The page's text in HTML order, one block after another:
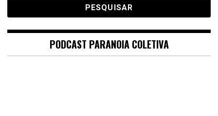
PODCAST PARANOIA COLETIVA